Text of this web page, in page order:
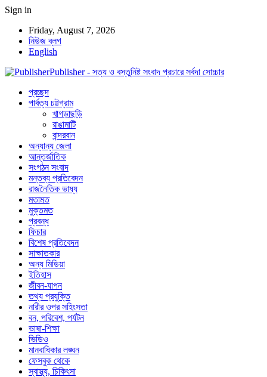
Sign in
Friday, August 7, 2026
নিউজ ব্লগ
English
Publisher - সত্য ও বস্তুনিষ্ট সংবাদ প্রচারে সর্বদা সোচ্চার
প্রচ্ছদ
পার্বত্য চট্টগ্রাম
খাগড়াছড়ি
রাঙামাটি
বান্দরবান
অন্যান্য জেলা
আন্তর্জাতিক
সংগঠন সংবাদ
মন্তব্য প্রতিবেদন
রাজনৈতিক ভাষ্য
মতামত
মুক্তমত
প্রবন্ধ
ফিচার
বিশেষ প্রতিবেদন
সাক্ষাতকার
অন্য মিডিয়া
ইতিহাস
জীবন-যাপন
তথ্য প্রযুক্তি
নারীর ওপর সহিংসতা
বন, পরিবেশ, পর্যটন
ভাষা-শিক্ষা
ভিডিও
মানবাধিকার লঙ্ঘন
ফেসবুক থেকে
স্বাস্থ্য, চিকিৎসা